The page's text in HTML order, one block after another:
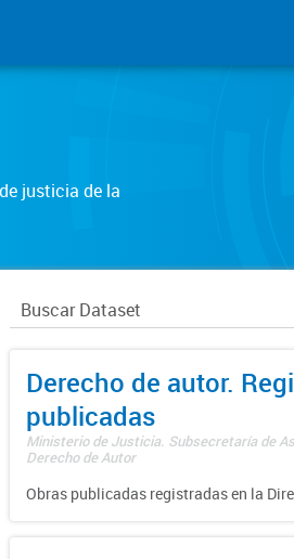
justicia de la
Derecho de autor.
publicadas
Ministerio de Justicia. Subsecretaría de
Derecho de Autor
Obras publicadas registradas en la